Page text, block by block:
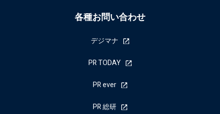
各種お問い合わせ
デジマナ
PR TODAY
PR ever
PR 総研